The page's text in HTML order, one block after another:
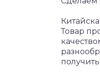
Товар